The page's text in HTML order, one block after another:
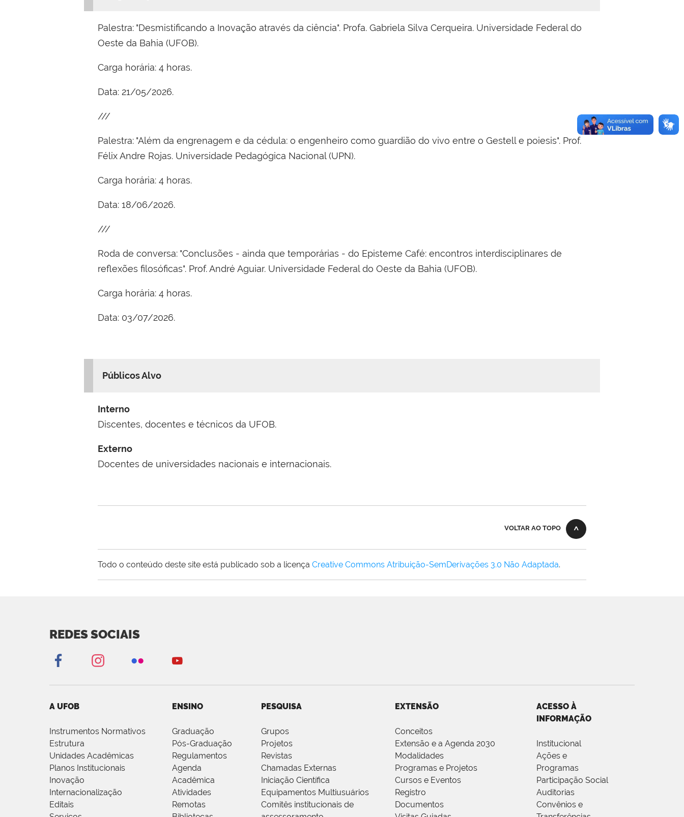
Palestra: "Desmistificando a Inovação através da ciência". Profa. Gabriela Silva Cerqueira. Universidade Federal do
Oeste da Bahia (UFOB).
Carga horária: 4 horas.
Data: 21/05/2026.
///
Palestra: "Além da engrenagem e da cédula: o engenheiro como guardião do vivo entre o Gestell e poiesis". Prof.
Félix Andre Rojas. Universidade Pedagógica Nacional (UPN).
Carga horária: 4 horas.
Data: 18/06/2026.
///
Roda de conversa: "Conclusões - ainda que temporárias - do Episteme Café: encontros interdisciplinares de
reflexões filosóficas". Prof. André Aguiar. Universidade Federal do Oeste da Bahia (UFOB).
Carga horária: 4 horas.
Data: 03/07/2026.
Públicos Alvo
Interno
Discentes, docentes e técnicos da UFOB.
Externo
Docentes de universidades nacionais e internacionais.
VOLTAR AO TOPO
Todo o conteúdo deste site está publicado sob a licença Creative Commons Atribuição-SemDerivações 3.0 Não Adaptada.
REDES SOCIAIS
A UFOB
Instrumentos Normativos
Estrutura
Unidades Acadêmicas
Planos Institucionais
Inovação
Internacionalização
Editais
ENSINO
Graduação
Pós-Graduação
Regulamentos
Agenda
Acadêmica
Atividades
Remotas
PESQUISA
Grupos
Projetos
Revistas
Chamadas Externas
Iniciação Científica
Equipamentos Multiusuários
Comitês institucionais de
EXTENSÃO
Conceitos
Extensão e a Agenda 2030
Modalidades
Programas e Projetos
Cursos e Eventos
Registro
Documentos
ACESSO À
INFORMAÇÃO
Institucional
Ações e
Programas
Participação Social
Auditorias
Convênios e